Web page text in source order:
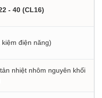
- 40 (CL16)
kiệm điện năng)
nhiệt nhôm nguyên khối